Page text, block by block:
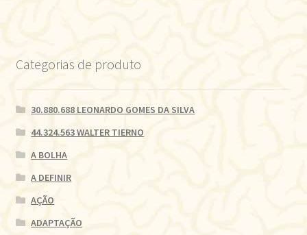
Categorias de produto
30.880.688 LEONARDO GOMES DA SILVA
44.324.563 WALTER TIERNO
A BOLHA
A DEFINIR
AÇÃO
ADAPTAÇÃO